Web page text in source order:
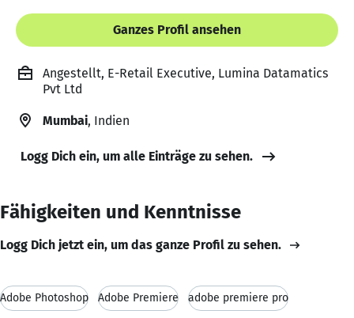
Ganzes Profil ansehen
Angestellt, E-Retail Executive, Lumina Datamatics
Pvt Ltd
Mumbai, Indien
Logg Dich ein, um alle Einträge zu sehen.
Fähigkeiten und Kenntnisse
Logg Dich jetzt ein, um das ganze Profil zu sehen.
Adobe Photoshop Adobe Premiere adobe premiere pro